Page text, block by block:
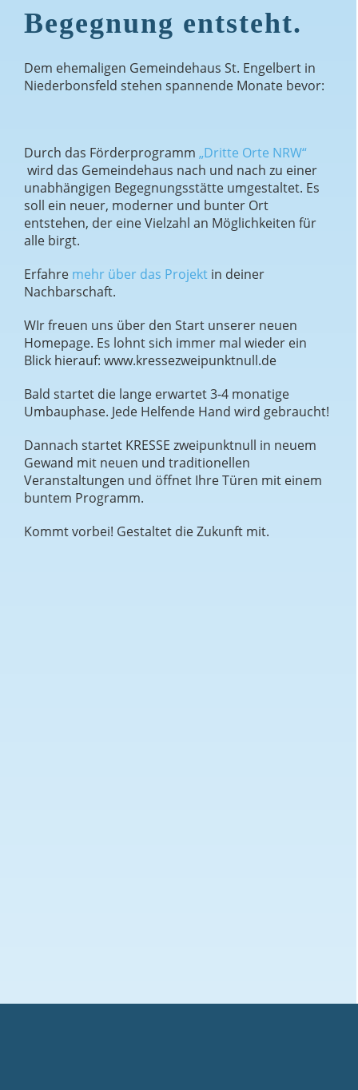
Begegnung entsteht.
Dem ehemaligen Gemeindehaus St. Engelbert in
Niederbonsfeld stehen spannende Monate bevor:
Durch das Förderprogramm „Dritte Orte NRW“
wird das Gemeindehaus nach und nach zu einer
unabhängigen Begegnungsstätte umgestaltet. Es
soll ein neuer, moderner und bunter Ort
entstehen, der eine Vielzahl an Möglichkeiten für
alle birgt.
Erfahre mehr über das Projekt in deiner
Nachbarschaft.
WIr freuen uns über den Start unserer neuen
Homepage. Es lohnt sich immer mal wieder ein
Blick hierauf: www.kressezweipunktnull.de
Bald startet die lange erwartet 3-4 monatige
Umbauphase. Jede Helfende Hand wird gebraucht!
Dannach startet KRESSE zweipunktnull in neuem
Gewand mit neuen und traditionellen
Veranstaltungen und öffnet Ihre Türen mit einem
buntem Programm.
Kommt vorbei! Gestaltet die Zukunft mit.